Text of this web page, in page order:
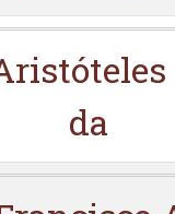
da